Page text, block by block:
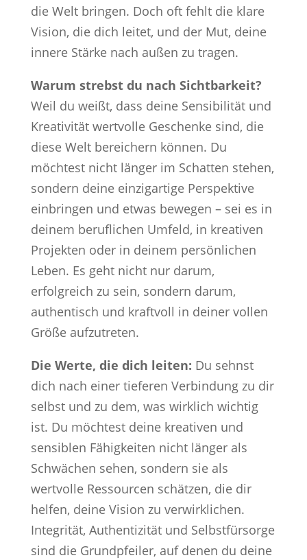
die Welt bringen. Doch oft fehlt die klare
Vision, die dich leitet, und der Mut, deine
innere Stärke nach außen zu tragen.
Warum strebst du nach Sichtbarkeit?
Weil du weißt, dass deine Sensibilität und
Kreativität wertvolle Geschenke sind, die
diese Welt bereichern können. Du
möchtest nicht länger im Schatten stehen,
sondern deine einzigartige Perspektive
einbringen und etwas bewegen – sei es in
deinem beruflichen Umfeld, in kreativen
Projekten oder in deinem persönlichen
Leben. Es geht nicht nur darum,
erfolgreich zu sein, sondern darum,
authentisch und kraftvoll in deiner vollen
Größe aufzutreten.
Die Werte, die dich leiten: Du sehnst
dich nach einer tieferen Verbindung zu dir
selbst und zu dem, was wirklich wichtig
ist. Du möchtest deine kreativen und
sensiblen Fähigkeiten nicht länger als
Schwächen sehen, sondern sie als
wertvolle Ressourcen schätzen, die dir
helfen, deine Vision zu verwirklichen.
Integrität, Authentizität und Selbstfürsorge
sind die Grundpfeiler, auf denen du deine